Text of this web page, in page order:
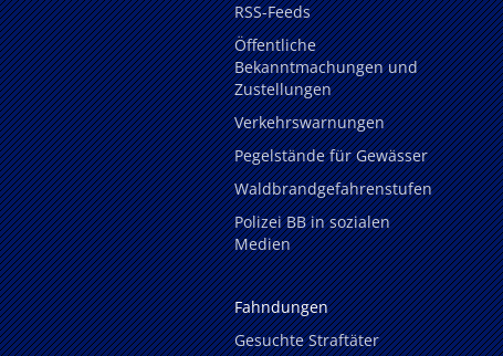
RSS-Feeds
Öffentliche
Bekanntmachungen und
Zustellungen
Verkehrswarnungen
Pegelstände für Gewässer
Waldbrandgefahrenstufen
Polizei BB in sozialen
Medien
Fahndungen
Gesuchte Straftäter